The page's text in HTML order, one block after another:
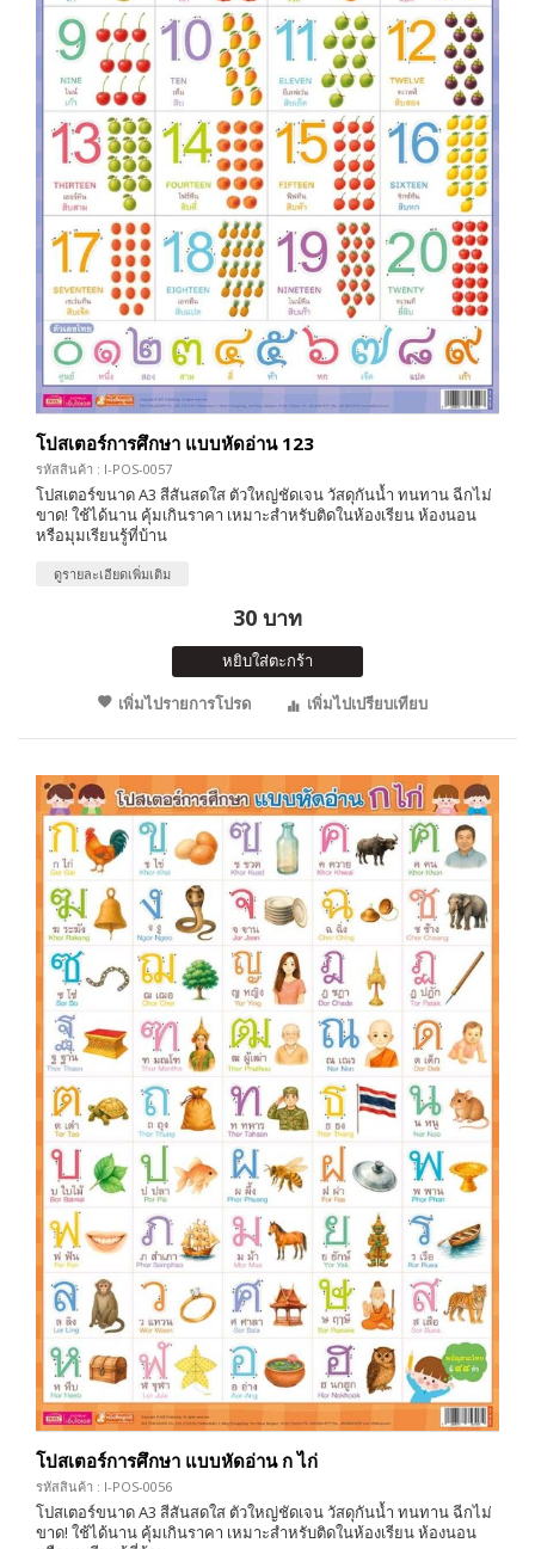
โปสเตอร์การศึกษา แบบหัดอ่าน 123
รหัสสินค้า : I-POS-0057
โปสเตอร์ขนาด A3 สีสันสดใส ตัวใหญ่ชัดเจน วัสดุกันน้ำ ทนทาน ฉีกไม่
ขาด! ใช้ได้นาน คุ้มเกินราคา เหมาะสำหรับติดในห้องเรียน ห้องนอน
หรือมุมเรียนรู้ที่บ้าน
ดูรายละเอียดเพิ่มเติม
30 บาท
หยิบใส่ตะกร้า
เพิ่มไปรายการโปรด
เพิ่มไปเปรียบเทียบ
โปสเตอร์การศึกษา แบบหัดอ่าน ก ไก่
รหัสสินค้า : I-POS-0056
โปสเตอร์ขนาด A3 สีสันสดใส ตัวใหญ่ชัดเจน วัสดุกันน้ำ ทนทาน ฉีกไม่
ขาด! ใช้ได้นาน คุ้มเกินราคา เหมาะสำหรับติดในห้องเรียน ห้องนอน